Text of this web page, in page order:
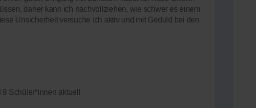
daher kann ich nachvollziehen, wie schwer es einem
Unsicherheit versuche ich aktiv und mit Geduld bei den
Schüler*innen aktuell